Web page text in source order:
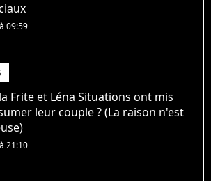
09:59
Frite et Léna Situations ont mis
leur couple ? (La raison n'est
21:10